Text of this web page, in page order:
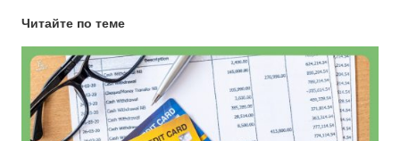
Читайте по теме